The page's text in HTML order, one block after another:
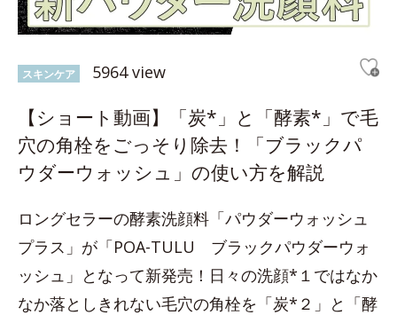
スキンケア 5964 view
【ショート動画】「炭*」と「酵素*」で毛
穴の角栓をごっそり除去！「ブラックパ
ウダーウォッシュ」の使い方を解説
ロングセラーの酵素洗顔料「パウダーウォッシュ
プラス」が「POA-TULU ブラックパウダーウォ
ッシュ」となって新発売！日々の洗顔*１ではなか
なか落としきれない毛穴の角栓を「炭*２」と「酵